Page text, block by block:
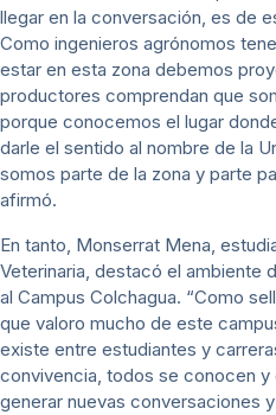
llegar en la conversación, es de
Como ingenieros agrónomos
estar en esta zona debemos
productores comprendan que
porque conocemos el lugar
darle el sentido al nombre de la
somos parte de la zona y parte
afirmó.
En tanto, Monserrat Mena,
Veterinaria, destacó el ambiente
al Campus Colchagua. “Como
que valoro mucho de este
existe entre estudiantes y
convivencia, todos se conocen y
generar nuevas conversaciones